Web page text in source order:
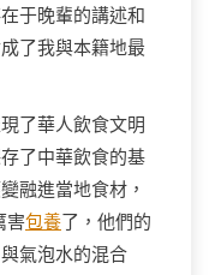
于晚輩的講述和
了我與本籍地最
了華人飲食文明
了中華飲食的基
融進當地食材，
害包養了，他們的
氣泡水的混合